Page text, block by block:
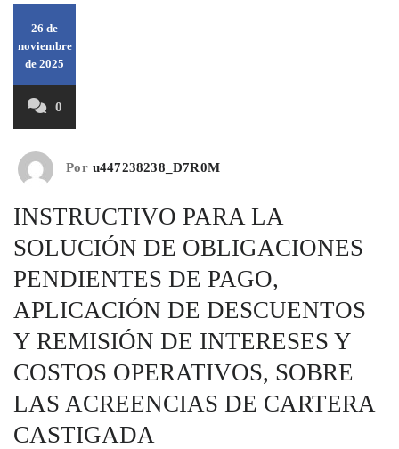
26 de
noviembre
de 2025
0
Por u447238238_D7R0M
INSTRUCTIVO PARA LA
SOLUCIÓN DE OBLIGACIONES
PENDIENTES DE PAGO,
APLICACIÓN DE DESCUENTOS
Y REMISIÓN DE INTERESES Y
COSTOS OPERATIVOS, SOBRE
LAS ACREENCIAS DE CARTERA
CASTIGADA